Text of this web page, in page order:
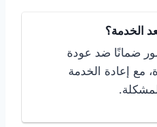
الخدمة؟
ضمانًا ضد عودة
مع إعادة الخدمة